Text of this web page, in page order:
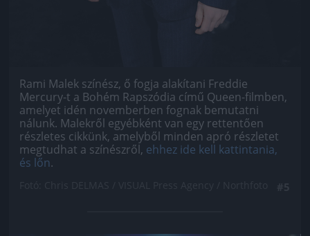
Rami Malek színész, ő fogja alakítani Freddie
Mercury-t a Bohém Rapszódia című Queen-filmben,
amelyet idén novemberben fognak bemutatni
nálunk. Malekről egyébként van egy rettentően
részletes cikkünk, amelyből minden apró részletet
megtudhat a színészről, ehhez ide kell kattintania,
és lőn.